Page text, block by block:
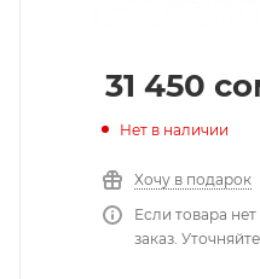
31 450
Нет в наличии
Хочу в подарок
Если товара
заказ.